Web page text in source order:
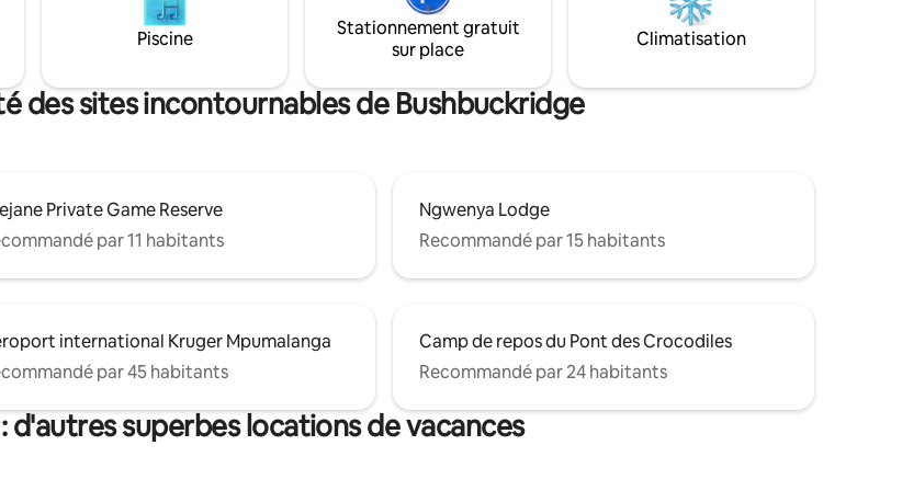
du parc
d'entretien du lundi au samedi. Le prix
comprend le safari dans Mjejane avec
guide et véhicule privés. Le prix n'inclut
pas les frais de stationnement.
de secours et des onduleurs pour alléger
le fardeau des pannes de courant, qui
affectent actuellement l'Afrique du Sud.
à noter »
Piscine
Stationnement gratuit
sur place
Climatisation
des sites incontournables de Bushbuckridge
Private Game Reserve
par 11 habitants
Ngwenya Lodge
Recommandé par 15 habitants
international Kruger Mpumalanga
par 45 habitants
Camp de repos du Pont des Crocodiles
Recommandé par 24 habitants
d'autres superbes locations de vacances